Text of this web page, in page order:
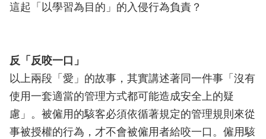
這起「以學習為目的」的入侵行為負責？
反「反咬一口」
以上兩段「愛」的故事，其實講述著同一件事「沒有
使用一套適當的管理方式都可能造成安全上的疑
慮」。被僱用的駭客必須依循著規定的管理規則來從
事被授權的行為，才不會被僱用者給咬一口。僱用駭